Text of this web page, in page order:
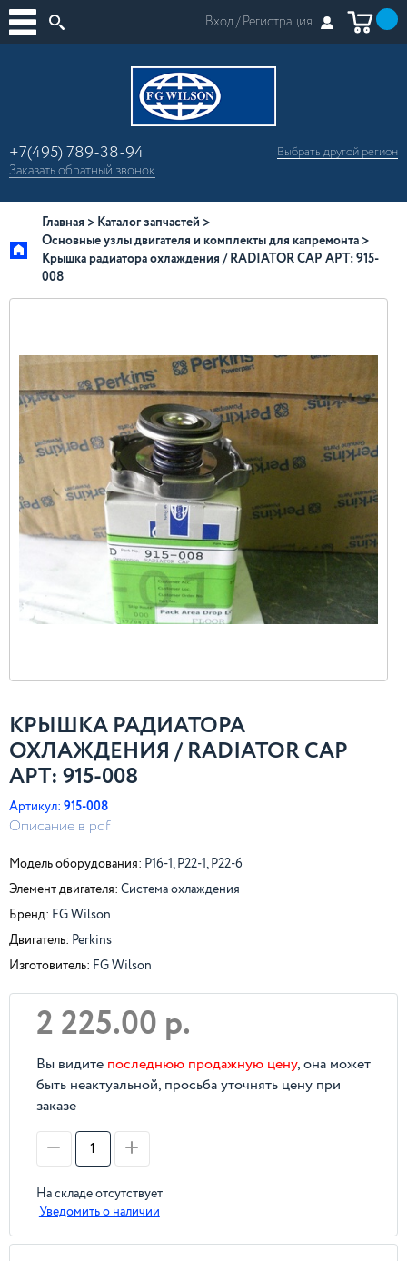
Вход /Регистрация
+7(495) 789-38-94
Заказатьобратный звонок
Выбрать другой регион
Главная
Каталог запчастей
Основные узлы двигателя и комплекты для капремонта
Крышка радиатора охлаждения / RADIATOR CAP АРТ: 915-
008
КРЫШКА РАДИАТОРА
ОХЛАЖДЕНИЯ / RADIATOR CAP
АРТ: 915-008
Артикул: 915-008
Описание в pdf
Модель оборудования: P16-1, P22-1, P22-6
Элемент двигателя: Система охлаждения
Бренд: FG Wilson
Двигатель: Perkins
Изготовитель: FG Wilson
2 225.00 р.
Вы видите последнюю продажную цену, она может
быть неактуальной, просьба уточнять цену при
заказе
На складе отсутствует
Уведомить о наличии